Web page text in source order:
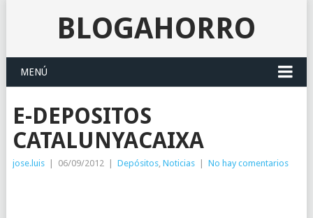
BLOGAHORRO
MENÚ
E-DEPOSITOS
CATALUNYACAIXA
jose.luis 06/09/2012 Depósitos, Noticias No hay comentarios